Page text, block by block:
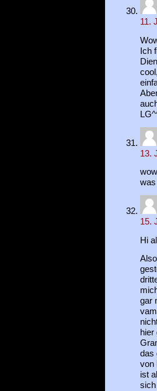
11.
Ich
13.
was
15.
Hi all
gar
hier
das
von
ist
sich